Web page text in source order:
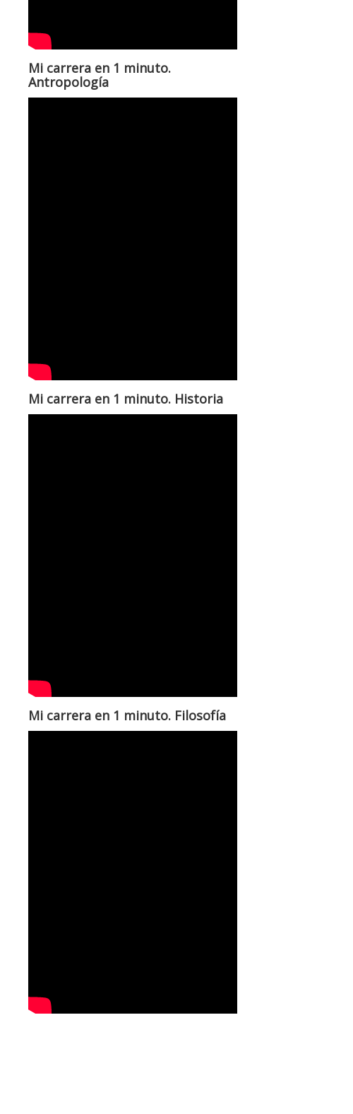
Mi carrera en 1 minuto.
Antropología
Mi carrera en 1 minuto. Historia
Mi carrera en 1 minuto. Filosofía